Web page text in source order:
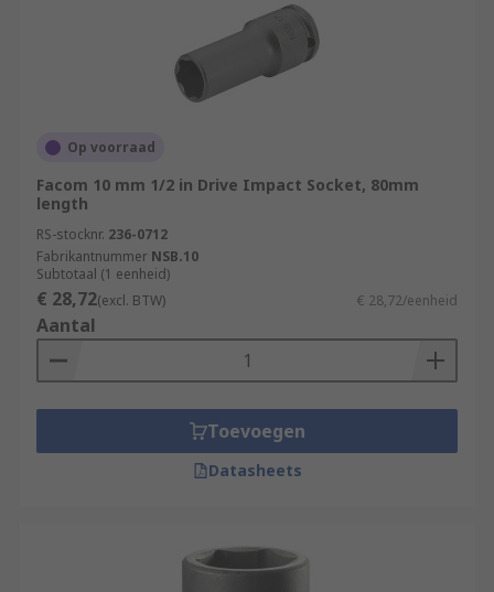
Op voorraad
Facom 10 mm 1/2 in Drive Impact Socket, 80mm
length
RS-stocknr. 236-0712
Fabrikantnummer NSB.10
Subtotaal (1 eenheid)
€ 28,72(excl. BTW) € 28,72/eenheid
Aantal
Toevoegen
Datasheets